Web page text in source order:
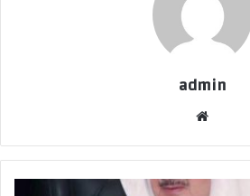
admin